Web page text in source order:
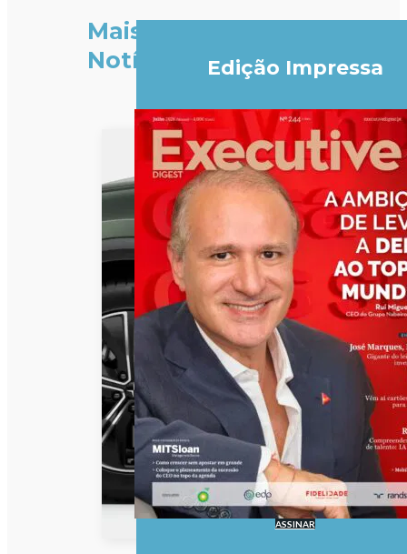
Mais
Notícias
Edição Impressa
ASSINAR